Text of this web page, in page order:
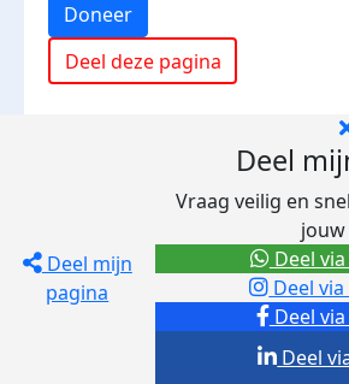
Doneer
Deel deze pagina
Deel mijn
pagina
Deel
Vraag veilig en
Deel via
Deel
Deel
Deel via